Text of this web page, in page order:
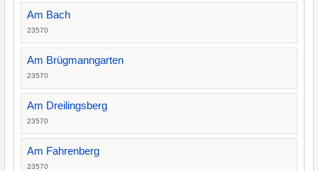
Am Bach
23570
Am Brügmanngarten
23570
Am Dreilingsberg
23570
Am Fahrenberg
23570